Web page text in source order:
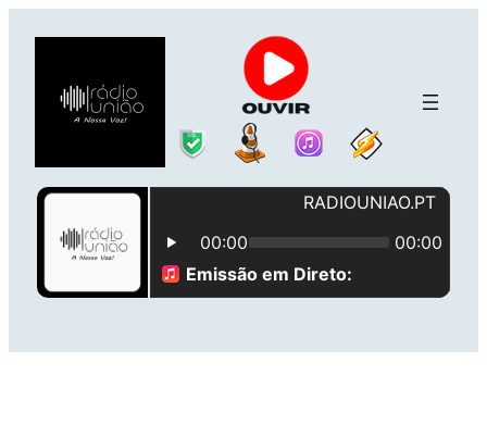
para
conteúdo